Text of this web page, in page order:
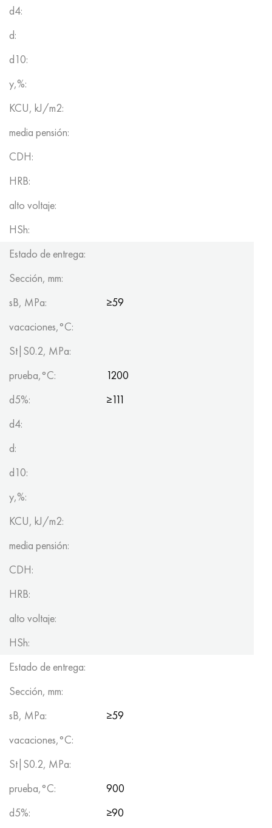
d4:
d:
d10:
y,%:
KCU, kJ/m2:
media pensión:
CDH:
HRB:
alto voltaje:
HSh:
Estado de entrega:
Sección, mm:
sB, MPa:
≥59
vacaciones,°C:
St|S0.2, MPa:
prueba,°C:
1200
d5%:
≥111
d4:
d:
d10:
y,%:
KCU, kJ/m2:
media pensión:
CDH:
HRB:
alto voltaje:
HSh:
Estado de entrega:
Sección, mm:
sB, MPa:
≥59
vacaciones,°C:
St|S0.2, MPa:
prueba,°C:
900
d5%:
≥90